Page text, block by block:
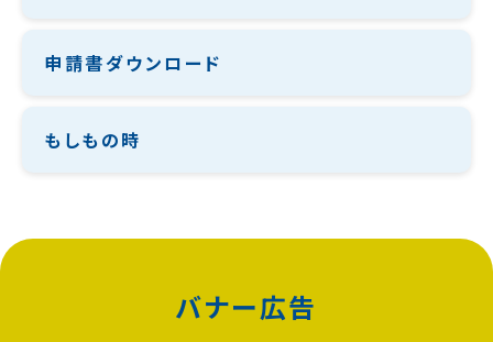
申請書ダウンロード
もしもの時
バナー広告